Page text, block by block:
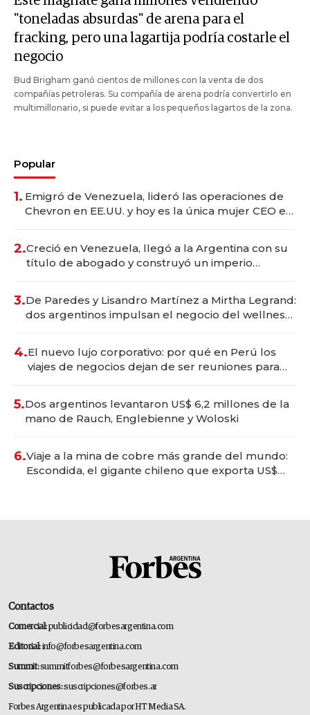
"toneladas absurdas" de arena para el
fracking, pero una lagartija podría costarle el
negocio
Bud Brigham ganó cientos de millones con la venta de dos
compañías petroleras. Su compañía de arena podría convertirlo en
multimillonario, si puede evitar a los pequeños lagartos de la zona.
Popular
1. Emigró de Venezuela, lideró las operaciones de
Chevron en EE.UU. y hoy es la única mujer CEO en
2.Creció en Venezuela, llegó a la Argentina con su
título de abogado y construyó un imperio
3.De Paredes y Lisandro Martínez a Mirtha Legrand:
dos argentinos impulsan el negocio del wellness
4.El nuevo lujo corporativo: por qué en Perú los
viajes de negocios dejan de ser reuniones para
5.Dos argentinos levantaron US$ 6,2 millones de la
mano de Rauch, Englebienne y Woloski
6.Viaje a la mina de cobre más grande del mundo:
Escondida, el gigante chileno que exporta US$
Contactos
Comercial:publicidad@forbesargentina.com
Editorial:info@forbesargentina.com
Summit:summitforbes@forbesargentina.com
Suscripciones:suscripciones@forbes.ar
Forbes Argentina es publicada por HT Media SA.